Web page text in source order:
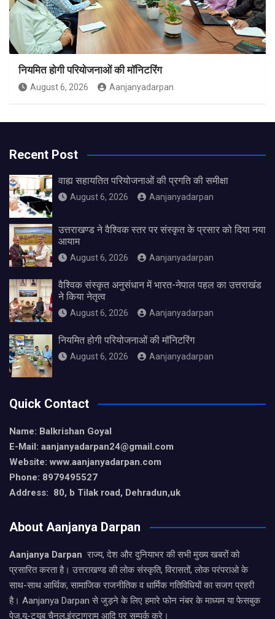
नियमित होगी परियोजनाओं की मॉनिटरिंग
August 6, 2026 Aanjanyadarpan
Recent Post
वाह्य सहायतित परियोजनाओं की प्रगति की समीक्षा
August 6, 2026 Aanjanyadarpan
उत्तराखण्ड ने वैश्विक स्तर पर संस्कृत के प्रसार को दिया नया
आयाम
August 6, 2026 Aanjanyadarpan
वैश्विक संस्कृत अनुसंधान में भारत-नेपाल पहल का उत्तराखंड
ने किया नेतृत्व
August 6, 2026 Aanjanyadarpan
नियमित होगी परियोजनाओं की मॉनिटरिंग
August 6, 2026 Aanjanyadarpan
Quick Contact
Name: Balkrishan Goyal
E-Mail: aanjanyadarpan24@gmail.com
Website: www.aanjanyadarpan.com
Phone: 8979495527
Address: 80, b Tilak road, Dehradun,uk
About Aanjanya Darpan
Aanjanya Darpan राज्य, देश और दुनियाभर की सभी मुख्य खबरों को
प्रसारित करता है। उत्तराखण्ड की लोक संस्कृति, विरासतों, लोक परंपराओ के
साथ-साथ आर्थिक, सामाजिक राजनीतिक व धार्मिक गतिविधियों का सजग प्रहरी
है। Aanjanya Darpan से जुड़ने के लिए हमारे फोन नंबर के माध्यम या फेसबुक
पेज,यू-ट्यूब चैनल,इंस्टाग्राम आदि पर सम्पर्क करे।